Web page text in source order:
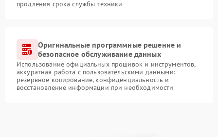
продления срока службы техники
Оригинальные программные решение и
безопасное обслуживание данных
Использование официальных прошивок и инструментов,
аккуратная работа с пользовательскими данными:
резервное копирование, конфиденциальность и
восстановление информации при необходимости